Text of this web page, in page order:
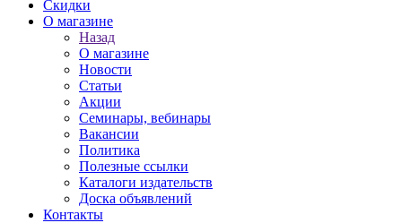
Скидки
О магазине
Назад
О магазине
Новости
Статьи
Акции
Семинары, вебинары
Вакансии
Политика
Полезные ссылки
Каталоги издательств
Доска объявлений
Контакты